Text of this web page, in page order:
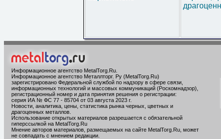
Информационное агентство MetalTorg.Ru
Информационное агентство Металлторг. Ру (MetalTorg.Ru)
зарегистрировано Федеральной службой по надзору в сфере связи,
информационных технологий и массовых коммуникаций (Роскомнадзор),
регистрационный номер и дата принятия решения о регистрации:
серия ИА № ФС 77 - 85704 от 03 августа 2023 г.
Новости, аналитика, цены, статистика рынка черных, цветных и
драгоценных металлов.
Использование открытых материалов разрешается с обязательной
гиперссылкой на MetalTorg.Ru
Мнение авторов материалов, размещаемых на сайте MetalTorg.Ru, может
не совпадать с мнением редакции.